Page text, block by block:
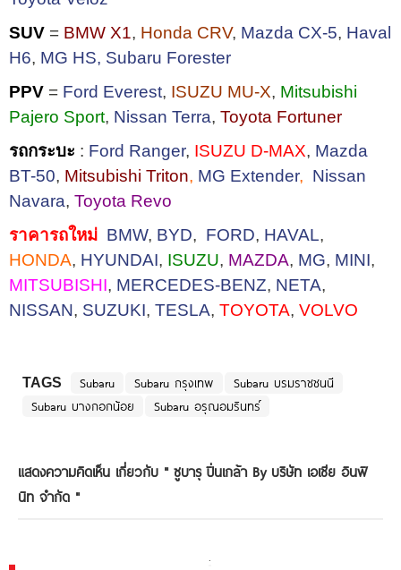
SUV = BMW X1, Honda CRV, Mazda CX-5, Haval
H6, MG HS, Subaru Forester
PPV = Ford Everest, ISUZU MU-X, Mitsubishi
Pajero Sport, Nissan Terra, Toyota Fortuner
รถกระบะ : Ford Ranger, ISUZU D-MAX, Mazda
BT-50, Mitsubishi Triton, MG Extender, Nissan
Navara, Toyota Revo
ราคารถใหม่ BMW, BYD, FORD, HAVAL,
HONDA, HYUNDAI, ISUZU, MAZDA, MG, MINI,
MITSUBISHI, MERCEDES-BENZ, NETA,
NISSAN, SUZUKI, TESLA, TOYOTA, VOLVO
TAGS Subaru Subaru กรุงเทพ
Subaru บรมราชชนนี
Subaru บางกอกน้อย
Subaru อรุณอมรินทร์
แสดงความคิดเห็น เกี่ยวกับ " ซูบารุ ปิ่นเกล้า By บริษัท เอเชีย อินฟิ
นิท จำกัด "